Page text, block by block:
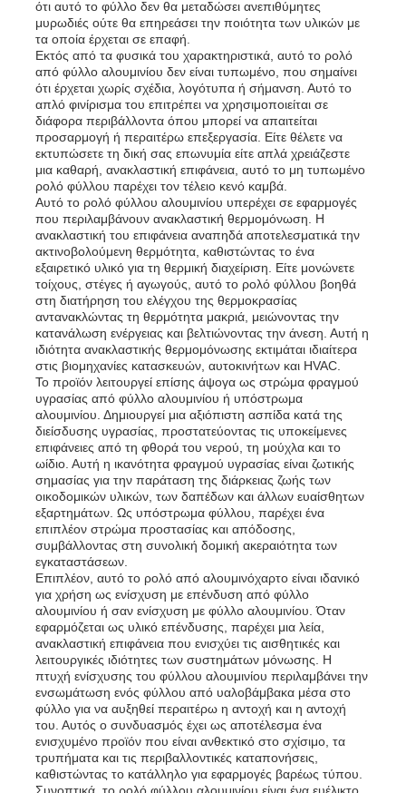
πινακίδα αλουμινίου
Κύκλος αργιλίου
Χρωματικό πηνίο αλουμινίου επικαλυμμένου
σπείρα αλουμινίου
Σπείρα λουρίδων αργιλίου
Καροτσάκι αλουμινίου
Αποτυπωμένο σε ανάγλυφο αργίλιο
στρωμένο φύλλο αλουμινίου
Πάνελ με κηρήθρα αλουμινίου
Κηρήθρα αργιλίου
Καθρέφτη αλουμίνιο
ότι αυτό το φύλλο δεν θα μεταδώσει ανεπιθύμητες
μυρωδιές ούτε θα επηρεάσει την ποιότητα των υλικών με
τα οποία έρχεται σε επαφή.
Εκτός από τα φυσικά του χαρακτηριστικά, αυτό το ρολό
από φύλλο αλουμινίου δεν είναι τυπωμένο, που σημαίνει
ότι έρχεται χωρίς σχέδια, λογότυπα ή σήμανση. Αυτό το
απλό φινίρισμα του επιτρέπει να χρησιμοποιείται σε
διάφορα περιβάλλοντα όπου μπορεί να απαιτείται
προσαρμογή ή περαιτέρω επεξεργασία. Είτε θέλετε να
εκτυπώσετε τη δική σας επωνυμία είτε απλά χρειάζεστε
μια καθαρή, ανακλαστική επιφάνεια, αυτό το μη τυπωμένο
ρολό φύλλου παρέχει τον τέλειο κενό καμβά.
Αυτό το ρολό φύλλου αλουμινίου υπερέχει σε εφαρμογές
που περιλαμβάνουν ανακλαστική θερμομόνωση. Η
ανακλαστική του επιφάνεια αναπηδά αποτελεσματικά την
ακτινοβολούμενη θερμότητα, καθιστώντας το ένα
εξαιρετικό υλικό για τη θερμική διαχείριση. Είτε μονώνετε
τοίχους, στέγες ή αγωγούς, αυτό το ρολό φύλλου βοηθά
στη διατήρηση του ελέγχου της θερμοκρασίας
αντανακλώντας τη θερμότητα μακριά, μειώνοντας την
κατανάλωση ενέργειας και βελτιώνοντας την άνεση. Αυτή η
ιδιότητα ανακλαστικής θερμομόνωσης εκτιμάται ιδιαίτερα
στις βιομηχανίες κατασκευών, αυτοκινήτων και HVAC.
Το προϊόν λειτουργεί επίσης άψογα ως στρώμα φραγμού
υγρασίας από φύλλο αλουμινίου ή υπόστρωμα
αλουμινίου. Δημιουργεί μια αξιόπιστη ασπίδα κατά της
διείσδυσης υγρασίας, προστατεύοντας τις υποκείμενες
επιφάνειες από τη φθορά του νερού, τη μούχλα και το
ωίδιο. Αυτή η ικανότητα φραγμού υγρασίας είναι ζωτικής
σημασίας για την παράταση της διάρκειας ζωής των
οικοδομικών υλικών, των δαπέδων και άλλων ευαίσθητων
εξαρτημάτων. Ως υπόστρωμα φύλλου, παρέχει ένα
επιπλέον στρώμα προστασίας και απόδοσης,
συμβάλλοντας στη συνολική δομική ακεραιότητα των
εγκαταστάσεων.
Επιπλέον, αυτό το ρολό από αλουμινόχαρτο είναι ιδανικό
για χρήση ως ενίσχυση με επένδυση από φύλλο
αλουμινίου ή σαν ενίσχυση με φύλλο αλουμινίου. Όταν
εφαρμόζεται ως υλικό επένδυσης, παρέχει μια λεία,
ανακλαστική επιφάνεια που ενισχύει τις αισθητικές και
λειτουργικές ιδιότητες των συστημάτων μόνωσης. Η
πτυχή ενίσχυσης του φύλλου αλουμινίου περιλαμβάνει την
ενσωμάτωση ενός φύλλου από υαλοβάμβακα μέσα στο
φύλλο για να αυξηθεί περαιτέρω η αντοχή και η αντοχή
του. Αυτός ο συνδυασμός έχει ως αποτέλεσμα ένα
ενισχυμένο προϊόν που είναι ανθεκτικό στο σχίσιμο, τα
τρυπήματα και τις περιβαλλοντικές καταπονήσεις,
καθιστώντας το κατάλληλο για εφαρμογές βαρέως τύπου.
Συνοπτικά, το ρολό φύλλου αλουμινίου είναι ένα ευέλικτο